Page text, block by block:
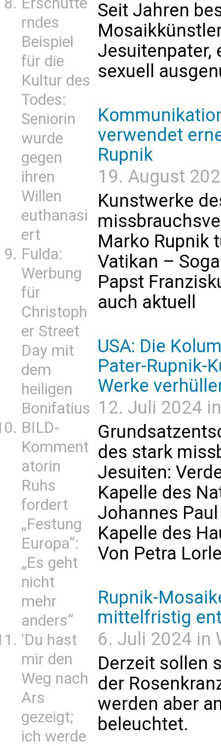
rndes
Beispiel
für die
Kultur des
Todes:
Seniorin
wurde
gegen
ihren
Willen
euthanasi
ert
Fulda:
Werbung
für
Christoph
er Street
Day mit
dem
heiligen
Bonifatius
BILD-
Komment
atorin
Ruhs
fordert
„Festung
Europa“:
„Es geht
nicht
mehr
anders“
'Du hast
mir den
Weg nach
Ars
gezeigt;
ich werde
Seit Jahren
Jesuitenpater,
sexuell
verwendet
Rupnik
19. August
Kunstwerke
Marko Rupnik
Vatikan –
Papst
auch aktuell
USA: Die
Pater-Rupnik-
Werke
12. Juli 2024
des stark
Jesuiten:
Kapelle des
Johannes
Kapelle des
Von Petra
Rupnik-
mittelfristig
6. Juli 2024 in
Derzeit sollen
der
werden aber
beleuchtet.